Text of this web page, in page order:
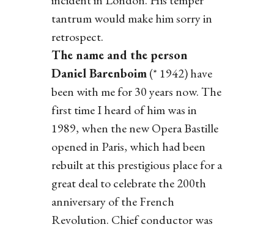
tantrum would make him sorry in
retrospect.
The name and the person
Daniel Barenboim(* 1942) have
been with me for 30 years now. The
first time I heard of him was in
1989, when the new Opera Bastille
opened in Paris, which had been
rebuilt at this prestigious place for a
great deal to celebrate the 200th
anniversary of the French
Revolution. Chief conductor was